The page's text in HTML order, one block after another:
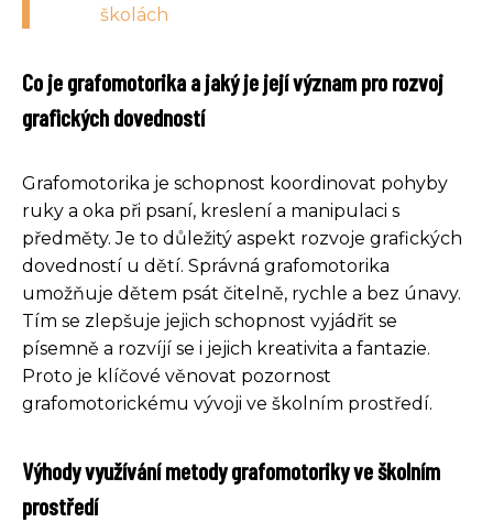
školách
Co je grafomotorika a jaký je její význam pro rozvoj
grafických dovedností
Grafomotorika je schopnost koordinovat pohyby
ruky a oka při psaní, kreslení a manipulaci s
předměty. Je to důležitý aspekt rozvoje grafických
dovedností u dětí. Správná grafomotorika
umožňuje dětem psát čitelně, rychle a bez únavy.
Tím se zlepšuje jejich schopnost vyjádřit se
písemně a rozvíjí se i jejich kreativita a fantazie.
Proto je klíčové věnovat pozornost
grafomotorickému vývoji ve školním prostředí.
Výhody využívání metody grafomotoriky ve školním
prostředí